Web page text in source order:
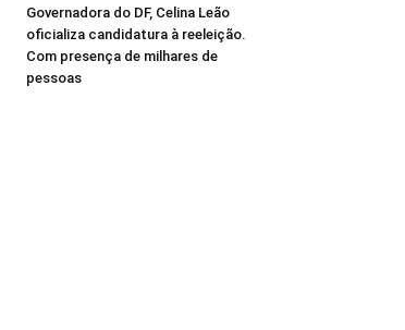
Governadora do DF, Celina Leão
oficializa candidatura à reeleição.
Com presença de milhares de
pessoas